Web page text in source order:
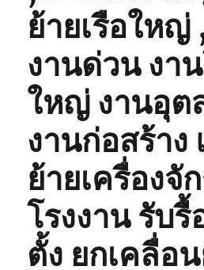
ย้ายเรือใหญ่
งานด่วน งา
ใหญ่ งานอุต
งานก่อสร้าง
ย้ายเครื่องจั
โรงงาน รับ
ตั้ง ยกเคลื่อ